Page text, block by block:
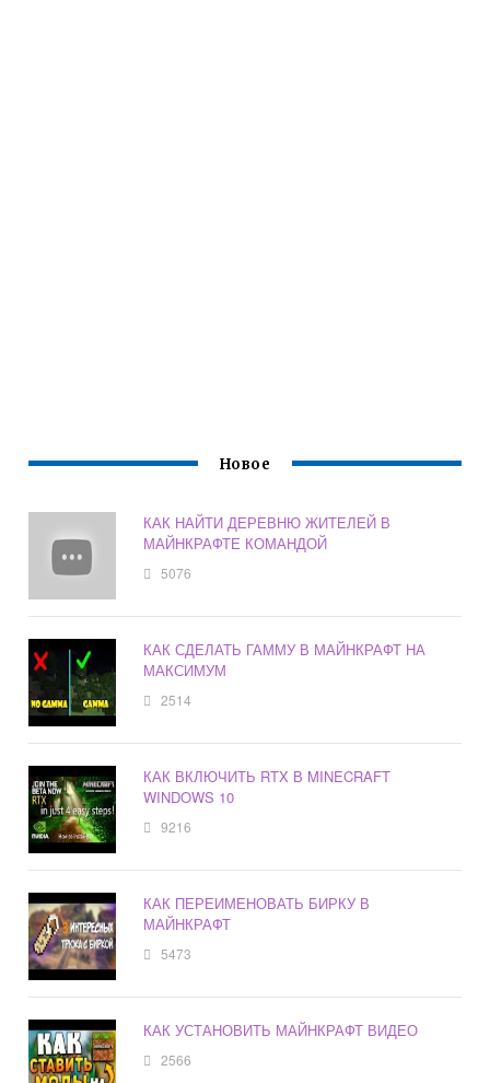
Новое
КАК НАЙТИ ДЕРЕВНЮ ЖИТЕЛЕЙ В
МАЙНКРАФТЕ КОМАНДОЙ
5076
КАК СДЕЛАТЬ ГАММУ В МАЙНКРАФТ НА
МАКСИМУМ
2514
КАК ВКЛЮЧИТЬ RTX В MINECRAFT
WINDOWS 10
9216
КАК ПЕРЕИМЕНОВАТЬ БИРКУ В
МАЙНКРАФТ
5473
КАК УСТАНОВИТЬ МАЙНКРАФТ ВИДЕО
2566